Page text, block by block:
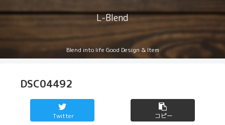
L-Blend
Blend into life Good Design & Item
DSC04492
Twitter コピー